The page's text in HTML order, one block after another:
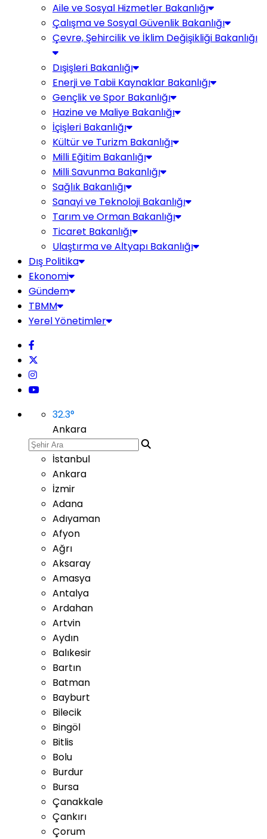
Aile ve Sosyal Hizmetler Bakanlığı
Çalışma ve Sosyal Güvenlik Bakanlığı
Çevre, Şehircilik ve İklim Değişikliği Bakanlığı
Dışişleri Bakanlığı
Enerji ve Tabii Kaynaklar Bakanlığı
Gençlik ve Spor Bakanlığı
Hazine ve Maliye Bakanlığı
İçişleri Bakanlığı
Kültür ve Turizm Bakanlığı
Milli Eğitim Bakanlığı
Milli Savunma Bakanlığı
Sağlık Bakanlığı
Sanayi ve Teknoloji Bakanlığı
Tarım ve Orman Bakanlığı
Ticaret Bakanlığı
Ulaştırma ve Altyapı Bakanlığı
Dış Politika
Ekonomi
Gündem
TBMM
Yerel Yönetimler
32.3°
Ankara
İstanbul
Ankara
İzmir
Adana
Adıyaman
Afyon
Ağrı
Aksaray
Amasya
Antalya
Ardahan
Artvin
Aydın
Balıkesir
Bartın
Batman
Bayburt
Bilecik
Bingöl
Bitlis
Bolu
Burdur
Bursa
Çanakkale
Çankırı
Çorum